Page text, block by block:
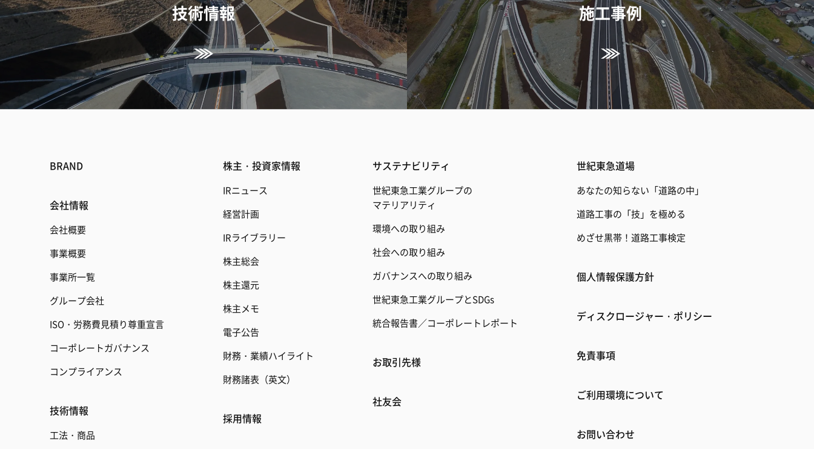
技術情報 施工事例
BRAND
会社情報
会社概要
事業概要
事業所一覧
グループ会社
ISO・労務費見積り尊重宣言
コーポレートガバナンス
コンプライアンス
技術情報
工法・商品
株主・投資家情報
IRニュース
経営計画
IRライブラリー
株主総会
株主還元
株主メモ
電子公告
財務・業績ハイライト
財務諸表（英文）
採用情報
サステナビリティ
世紀東急工業グループの
マテリアリティ
環境への取り組み
社会への取り組み
ガバナンスへの取り組み
世紀東急工業グループとSDGs
統合報告書／コーポレートレポート
お取引先様
社友会
世紀東急道場
あなたの知らない「道路の中」
道路工事の「技」を極める
めざせ黒帯！道路工事検定
個人情報保護方針
ディスクロージャー・ポリシー
免責事項
ご利用環境について
お問い合わせ